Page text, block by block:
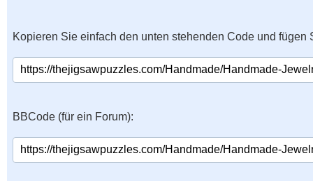
Kopieren Sie einfach den unten stehenden Code und fügen
BBCode (für ein Forum):